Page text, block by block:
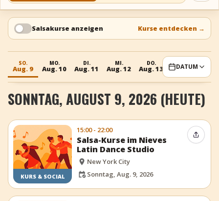
Shop
+ Event hinzufügen
Salsakurse anzeigen Kurse entdecken →
SO.
Aug. 9
MO.
Aug. 10
DI.
Aug. 11
MI.
Aug. 12
DO.
Aug. 13 Aug. 14
DATUM
SONNTAG, AUGUST 9, 2026 (HEUTE)
KURS & SOCIAL
15:00 - 22:00
Salsa-Kurse im Nieves
Latin Dance Studio
New York City
Sonntag, Aug. 9, 2026
Event